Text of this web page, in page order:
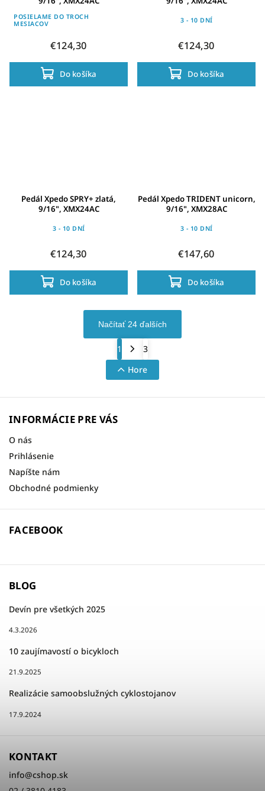
POSIELAME DO TROCH
MESIACOV
€124,30
Do košíka
3 - 10 DNÍ
€124,30
Do košíka
Pedál Xpedo SPRY+ zlatá,
9/16", XMX24AC
3 - 10 DNÍ
€124,30
Do košíka
Pedál Xpedo TRIDENT unicorn,
9/16", XMX28AC
3 - 10 DNÍ
€147,60
Do košíka
Načítať 24 ďalších
1
3
Hore
INFORMÁCIE PRE VÁS
O nás
Prihlásenie
Napíšte nám
Obchodné podmienky
FACEBOOK
BLOG
Devín pre všetkých 2025
4.3.2026
10 zaujímavostí o bicykloch
21.9.2025
Realizácie samoobslužných cyklostojanov
17.9.2024
KONTAKT
info@cshop.sk